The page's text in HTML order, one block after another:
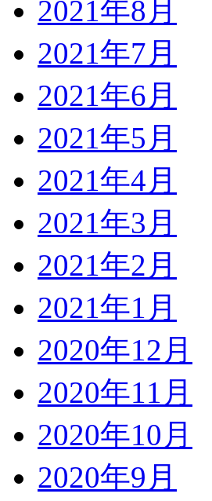
2021年8月
2021年7月
2021年6月
2021年5月
2021年4月
2021年3月
2021年2月
2021年1月
2020年12月
2020年11月
2020年10月
2020年9月